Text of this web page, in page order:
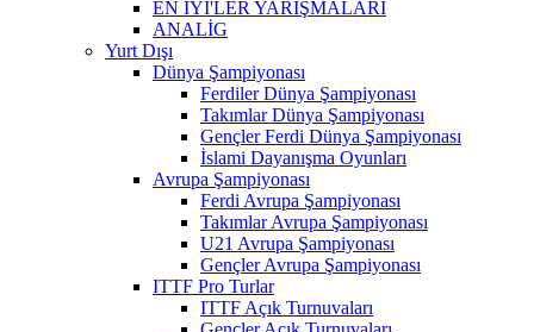
EN İYİ'LER YARIŞMALARI
ANALİG
Yurt Dışı
Dünya Şampiyonası
Ferdiler Dünya Şampiyonası
Takımlar Dünya Şampiyonası
Gençler Ferdi Dünya Şampiyonası
İslami Dayanışma Oyunları
Avrupa Şampiyonası
Ferdi Avrupa Şampiyonası
Takımlar Avrupa Şampiyonası
U21 Avrupa Şampiyonası
Gençler Avrupa Şampiyonası
ITTF Pro Turlar
ITTF Açık Turnuvaları